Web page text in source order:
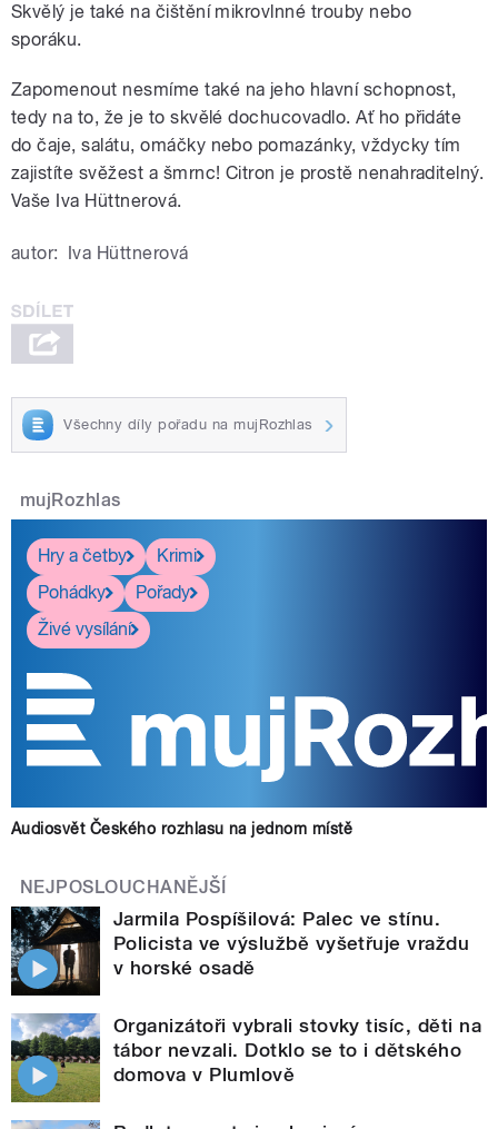
Skvělý je také na čištění mikrovlnné trouby nebo
sporáku.
Zapomenout nesmíme také na jeho hlavní schopnost,
tedy na to, že je to skvělé dochucovadlo. Ať ho přidáte
do čaje, salátu, omáčky nebo pomazánky, vždycky tím
zajistíte svěžest a šmrnc! Citron je prostě nenahraditelný.
Vaše Iva Hüttnerová.
autor: Iva Hüttnerová
Všechny díly pořadu na mujRozhlas
mujRozhlas
Hry a četby
Krimi
Pohádky
Pořady
Živé vysílání
Audiosvět Českého rozhlasu na jednom místě
NEJPOSLOUCHANĚJŠÍ
Jarmila Pospíšilová: Palec ve stínu.
Policista ve výslužbě vyšetřuje vraždu
v horské osadě
Organizátoři vybrali stovky tisíc, děti na
tábor nevzali. Dotklo se to i dětského
domova v Plumlově